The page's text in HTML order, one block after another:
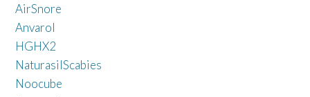
AirSnore
Anvarol
HGHX2
NaturasilScabies
Noocube